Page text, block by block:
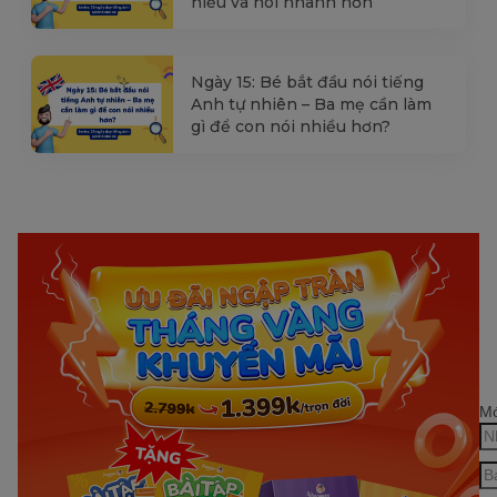
Ngày 15: Bé bắt đầu nói tiếng
Anh tự nhiên – Ba mẹ cần làm
gì để con nói nhiều hơn?